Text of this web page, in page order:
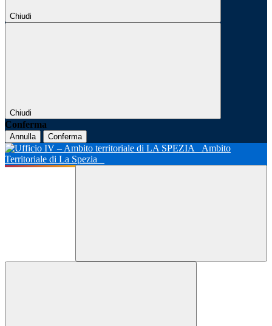
Chiudi
Chiudi
Conferma
Annulla Conferma
Ambito
Territoriale di La Spezia